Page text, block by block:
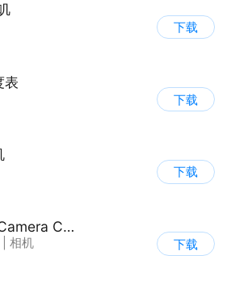
下载
表
下载
下载
Canon Camera Connect
相机
下载